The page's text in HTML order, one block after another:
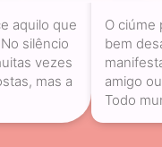
aquilo que
silêncio
vezes
mas a
O ciúme
bem
amigo
Todo